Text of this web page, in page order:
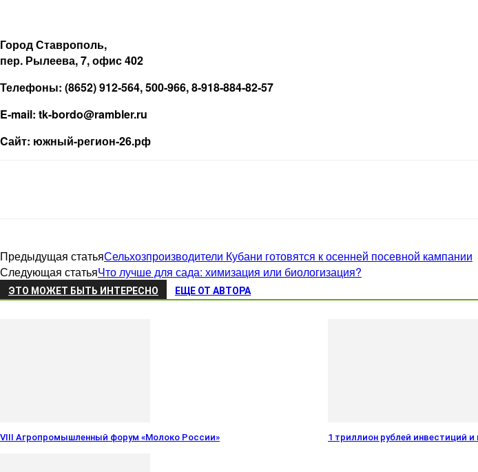
Город Ставрополь,
пер. Рылеева, 7, офис 402
Телефоны: (8652) 912‑564, 500‑966, 8‑918‑884‑82‑57
E‑mail: tk-bordo@rambler.ru
Cайт: южный-­регион‑26.рф
Предыдущая статьяСельхозпроизводители Кубани готовятся к осенней посевной кампании
Следующая статьяЧто лучше для сада: химизация или биологизация?
ЭТО МОЖЕТ БЫТЬ ИНТЕРЕСНО ЕЩЕ ОТ АВТОРА
VIII Агропромышленный форум «Молоко России» 1 триллион рублей инвестиций и